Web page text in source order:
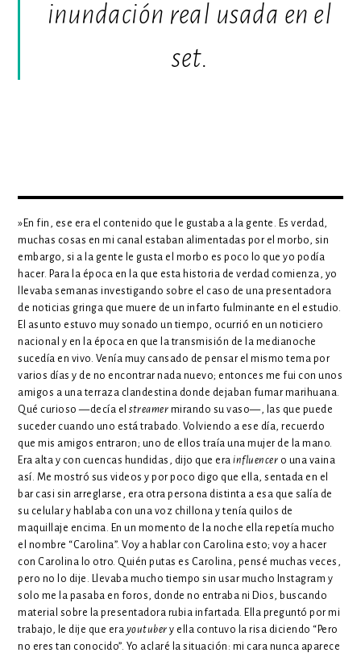
inundación real usada en el
set.
»En fin, ese era el contenido que le gustaba a la gente. Es verdad,
muchas cosas en mi canal estaban alimentadas por el morbo, sin
embargo, si a la gente le gusta el morbo es poco lo que yo podía
hacer. Para la época en la que esta historia de verdad comienza, yo
llevaba semanas investigando sobre el caso de una presentadora
de noticias gringa que muere de un infarto fulminante en el estudio.
El asunto estuvo muy sonado un tiempo, ocurrió en un noticiero
nacional y en la época en que la transmisión de la medianoche
sucedía en vivo. Venía muy cansado de pensar el mismo tema por
varios días y de no encontrar nada nuevo; entonces me fui con unos
amigos a una terraza clandestina donde dejaban fumar marihuana.
Qué curioso —decía elstreamer mirando su vaso—, las que puede
suceder cuando uno está trabado. Volviendo a ese día, recuerdo
que mis amigos entraron; uno de ellos traía una mujer de la mano.
Era alta y con cuencas hundidas, dijo que erainfluencer o una vaina
así. Me mostró sus videos y por poco digo que ella, sentada en el
bar casi sin arreglarse, era otra persona distinta a esa que salía de
su celular y hablaba con una voz chillona y tenía quilos de
maquillaje encima. En un momento de la noche ella repetía mucho
el nombre “Carolina”. Voy a hablar con Carolina esto; voy a hacer
con Carolina lo otro. Quién putas es Carolina, pensé muchas veces,
pero no lo dije. Llevaba mucho tiempo sin usar mucho Instagram y
solo me la pasaba en foros, donde no entraba ni Dios, buscando
material sobre la presentadora rubia infartada. Ella preguntó por mi
trabajo, le dije que era youtuber y ella contuvo la risa diciendo “Pero
no eres tan conocido”. Yo aclaré la situación: mi cara nunca aparece